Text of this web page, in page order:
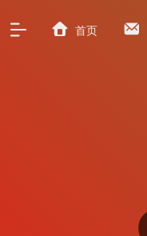
首页